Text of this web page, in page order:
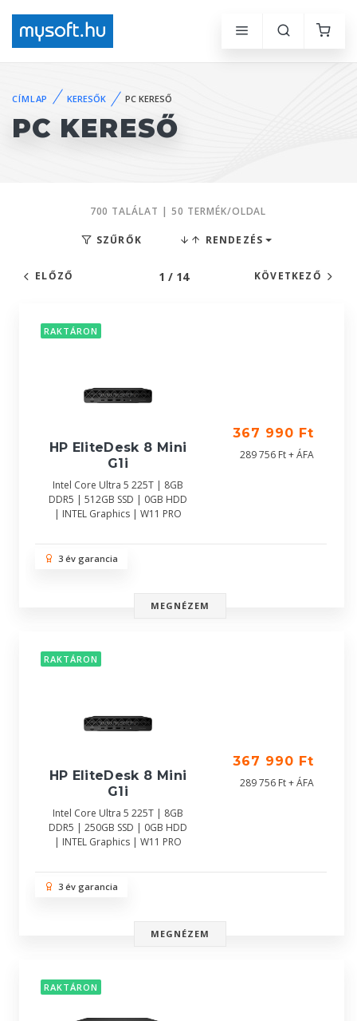
CÍMLAP KERESŐK PC KERESŐ
PC KERESŐ
700 TALÁLAT | 50 TERMÉK/OLDAL
SZŰRŐK RENDEZÉS
ELŐZŐ 1 / 14 KÖVETKEZŐ
RAKTÁRON
HP EliteDesk 8 Mini
G1i
Intel Core Ultra 5 225T | 8GB
DDR5 | 512GB SSD | 0GB HDD
| INTEL Graphics | W11 PRO
367 990 Ft
289 756 Ft + ÁFA
3 év garancia
MEGNÉZEM
RAKTÁRON
HP EliteDesk 8 Mini
G1i
Intel Core Ultra 5 225T | 8GB
DDR5 | 250GB SSD | 0GB HDD
| INTEL Graphics | W11 PRO
367 990 Ft
289 756 Ft + ÁFA
3 év garancia
MEGNÉZEM
RAKTÁRON